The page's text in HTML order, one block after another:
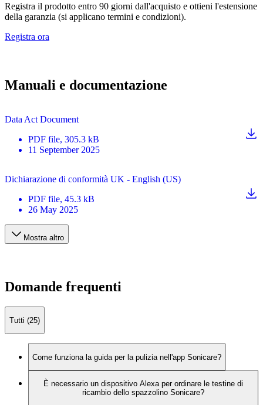
Registra il prodotto entro 90 giorni dall'acquisto e ottieni l'estensione
della garanzia (si applicano termini e condizioni).
Registra ora
Manuali e documentazione
Data Act Document
PDF file, 305.3 kB
11 September 2025
Dichiarazione di conformità UK - English (US)
PDF file, 45.3 kB
26 May 2025
Mostra altro
Domande frequenti
Tutti (25)
Come funziona la guida per la pulizia nell'app Sonicare?
È necessario un dispositivo Alexa per ordinare le testine di
ricambio dello spazzolino Sonicare?